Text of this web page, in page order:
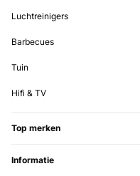
Luchtreinigers
Barbecues
Tuin
Hifi & TV
Top merken
Informatie